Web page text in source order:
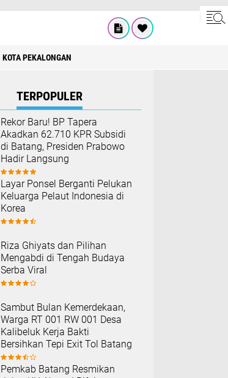
KOTA PEKALONGAN
TERPOPULER
Rekor Baru! BP Tapera
Akadkan 62.710 KPR Subsidi
di Batang, Presiden Prabowo
Hadir Langsung
Layar Ponsel Berganti Pelukan
Keluarga Pelaut Indonesia di
Korea
Riza Ghiyats dan Pilihan
Mengabdi di Tengah Budaya
Serba Viral
Sambut Bulan Kemerdekaan,
Warga RT 001 RW 001 Desa
Kalibeluk Kerja Bakti
Bersihkan Tepi Exit Tol Batang
Pemkab Batang Resmikan